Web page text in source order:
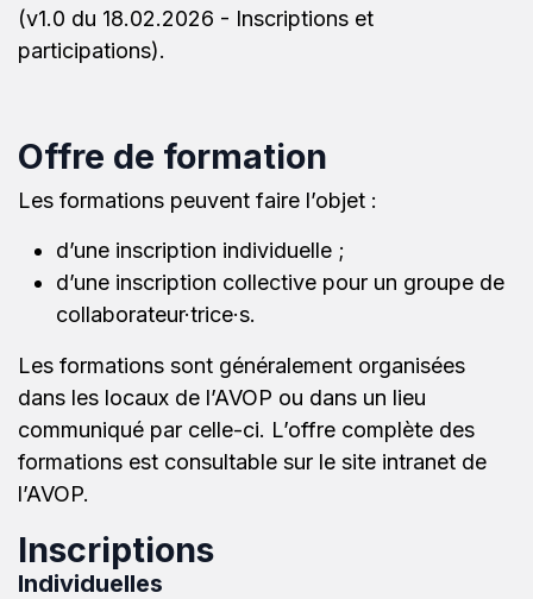
(v1.0 du 18.02.2026 - Inscriptions et
participations).
Offre de formation
Les formations peuvent faire l’objet :
d’une inscription individuelle ;
d’une inscription collective pour un groupe de
collaborateur·trice·s.
Les formations sont généralement organisées
dans les locaux de l’AVOP ou dans un lieu
communiqué par celle-ci. L’offre complète des
formations est consultable sur le site intranet de
l’AVOP.
Inscriptions
Individuelles